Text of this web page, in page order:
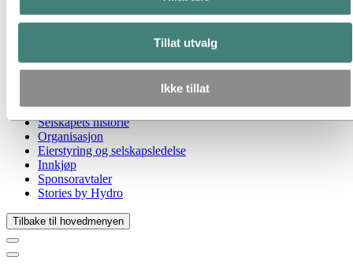
Tillat utvalg
Ikke tillat
Hydro 120 år
Industrier som betyr noe
Hydro-lokasjoner i Norge
Selskapets historie
Organisasjon
Eierstyring og selskapsledelse
Innkjøp
Sponsoravtaler
Stories by Hydro
Tilbake til hovedmenyen